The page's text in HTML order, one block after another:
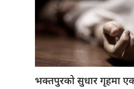
भक्तपुरको सुधार गृहमा